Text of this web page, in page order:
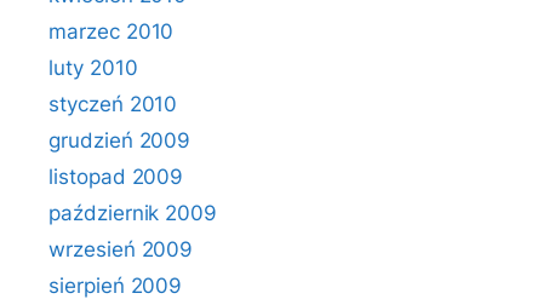
marzec 2010
luty 2010
styczeń 2010
grudzień 2009
listopad 2009
październik 2009
wrzesień 2009
sierpień 2009